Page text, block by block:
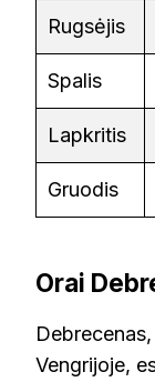
Rugsėjis
Spalis
Lapkritis
Gruodis
Orai
Vengrijoje,